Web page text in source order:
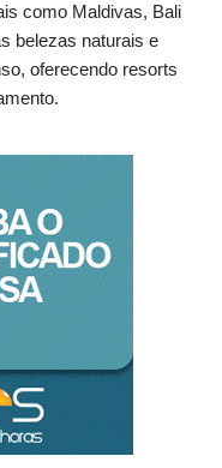
como Maldivas, Bali
belezas naturais e
oferecendo resorts